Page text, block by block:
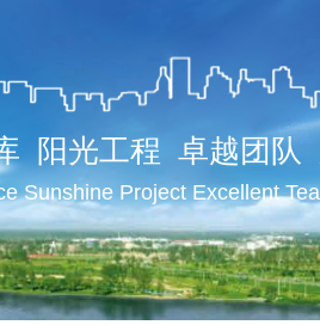
阳光工程 卓越团队
Sunshine Project Excellent